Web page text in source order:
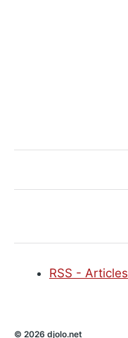
RSS - Articles
© 2026 djolo.net